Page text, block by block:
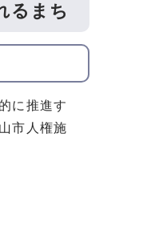
るまち
に推進す
市人権施